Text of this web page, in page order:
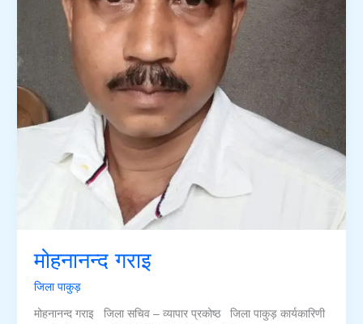
मोहनानन्द गराइ
जिला पाकुड़
मोहनानन्द गराइ जिला सचिव – व्यापार प्रकोष्ठ जिला पाकुड़ कार्यकारिणी